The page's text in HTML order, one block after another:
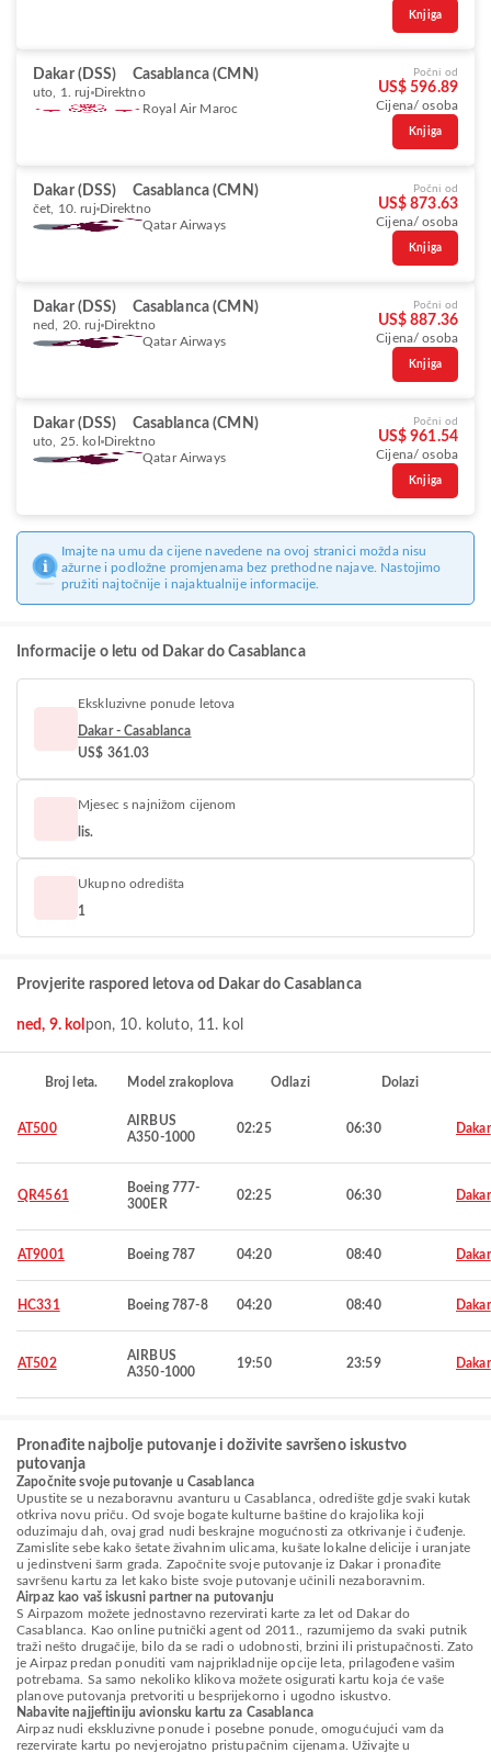
Knjiga
Dakar (DSS) Casablanca (CMN)
uto, 1. ruj Direktno
Royal Air Maroc
Počni od
US$ 596.89
Cijena/ osoba
Knjiga
Dakar (DSS) Casablanca (CMN)
čet, 10. ruj Direktno
Qatar Airways
Počni od
US$ 873.63
Cijena/ osoba
Knjiga
Dakar (DSS) Casablanca (CMN)
ned, 20. ruj Direktno
Qatar Airways
Počni od
US$ 887.36
Cijena/ osoba
Knjiga
Dakar (DSS) Casablanca (CMN)
uto, 25. kol Direktno
Qatar Airways
Počni od
US$ 961.54
Cijena/ osoba
Knjiga
Imajte na umu da cijene navedene na ovoj stranici možda nisu
ažurne i podložne promjenama bez prethodne najave. Nastojimo
pružiti najtočnije i najaktualnije informacije.
Informacije o letu od Dakar do Casablanca
Ekskluzivne ponude letova
Dakar - Casablanca
US$ 361.03
Mjesec s najnižom cijenom
lis.
Ukupno odredišta
1
Provjerite raspored letova od Dakar do Casablanca
ned, 9. kol pon, 10. kol uto, 11. kol
Broj leta. Model zrakoplova Odlazi Dolazi
AT500
AIRBUS
A350-1000
02:25 06:30 Dakar
QR4561
Boeing 777-
300ER
02:25 06:30 Dakar
AT9001 Boeing 787 04:20 08:40 Dakar
HC331 Boeing 787-8 04:20 08:40 Dakar
AT502
AIRBUS
A350-1000
19:50 23:59 Dakar
Pronađite najbolje putovanje i doživite savršeno iskustvo
putovanja
Započnite svoje putovanje u Casablanca
Upustite se u nezaboravnu avanturu u Casablanca, odredište gdje svaki kutak
otkriva novu priču. Od svoje bogate kulturne baštine do krajolika koji
oduzimaju dah, ovaj grad nudi beskrajne mogućnosti za otkrivanje i čuđenje.
Zamislite sebe kako šetate živahnim ulicama, kušate lokalne delicije i uranjate
u jedinstveni šarm grada. Započnite svoje putovanje iz Dakar i pronađite
savršenu kartu za let kako biste svoje putovanje učinili nezaboravnim.
Airpaz kao vaš iskusni partner na putovanju
S Airpazom možete jednostavno rezervirati karte za let od Dakar do
Casablanca. Kao online putnički agent od 2011., razumijemo da svaki putnik
traži nešto drugačije, bilo da se radi o udobnosti, brzini ili pristupačnosti. Zato
je Airpaz predan ponuditi vam najprikladnije opcije leta, prilagođene vašim
potrebama. Sa samo nekoliko klikova možete osigurati kartu koja će vaše
planove putovanja pretvoriti u besprijekorno i ugodno iskustvo.
Nabavite najjeftiniju avionsku kartu za Casablanca
Airpaz nudi ekskluzivne ponude i posebne ponude, omogućujući vam da
rezervirate kartu po nevjerojatno pristupačnim cijenama. Uživajte u